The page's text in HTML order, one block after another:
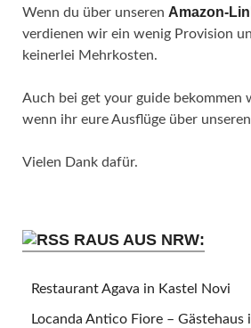
Wenn du über unseren Amazon-
verdienen wir ein wenig Provision
keinerlei Mehrkosten.
Auch bei get your guide bekommen
wenn ihr eure Ausflüge über unseren
Vielen Dank dafür.
RAUS AUS NRW:
Restaurant Agava in Kastel Novi
Locanda Antico Fiore – Gästehaus